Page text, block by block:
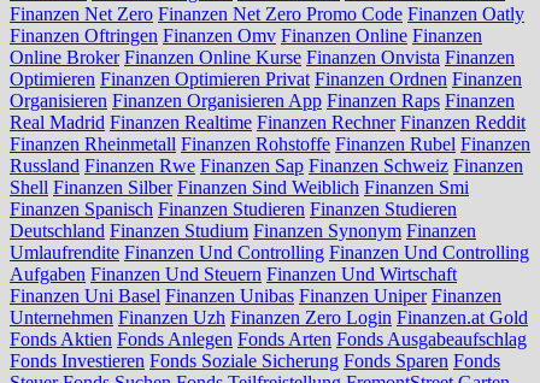
Finanzen Net Zero Finanzen Net Zero Promo Code Finanzen Oatly
Finanzen Oftringen Finanzen Omv Finanzen Online Finanzen
Online Broker Finanzen Online Kurse Finanzen Onvista Finanzen
Optimieren Finanzen Optimieren Privat Finanzen Ordnen Finanzen
Organisieren Finanzen Organisieren App Finanzen Raps Finanzen
Real Madrid Finanzen Realtime Finanzen Rechner Finanzen Reddit
Finanzen Rheinmetall Finanzen Rohstoffe Finanzen Rubel Finanzen
Russland Finanzen Rwe Finanzen Sap Finanzen Schweiz Finanzen
Shell Finanzen Silber Finanzen Sind Weiblich Finanzen Smi
Finanzen Spanisch Finanzen Studieren Finanzen Studieren
Deutschland Finanzen Studium Finanzen Synonym Finanzen
Umlaufrendite Finanzen Und Controlling Finanzen Und Controlling
Aufgaben Finanzen Und Steuern Finanzen Und Wirtschaft
Finanzen Uni Basel Finanzen Unibas Finanzen Uniper Finanzen
Unternehmen Finanzen Uzh Finanzen Zero Login Finanzen.at Gold
Fonds Aktien Fonds Anlegen Fonds Arten Fonds Ausgabeaufschlag
Fonds Investieren Fonds Soziale Sicherung Fonds Sparen Fonds